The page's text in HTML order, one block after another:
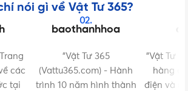
nói gì về Vật Tư 365?
các
tại
02.
baothanhhoa
"Vật Tư 365
(Vattu365.com) - Hành
trình 10 năm hình thành
"Vật Tư
hàng
điện và